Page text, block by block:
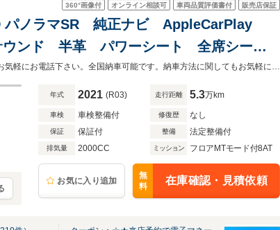
360°画像付 オンライン相談可 車両品質評価書付 販売店保証
パノラマSR 純正ナビ AppleCarPlay
ウンド 半革 パワーシート 全席シート
テアリングH 純正19インチAW LEDヘ
!!
カーセンサーを見て電話しましたとお伝え下さい。お気軽にお電話下さい。全国納車可能です。納車方法に関してもお気軽にご相談ください。
年式 2021 (R03) 走行距離 5.3万km
車検 車検整備付 修復歴 なし
保証 保証付 整備 法定整備付
排気量 2000CC ミッション フロアMTモード付8AT
お気に入り追加
無
料
在庫確認・見積依頼